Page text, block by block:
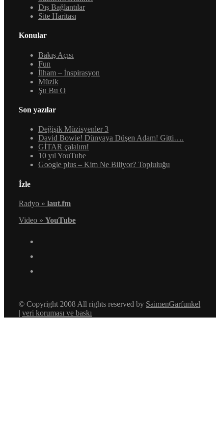
Dış Bağlantılar
Site Haritası
Konular
Bakış Açısı
Fun
İlham – İnspirasyon
Müzik
Şu Bu O
Son yazılar
Değişik Müzisyenler 3
David Bowie! Dünyaya Düşen Adam! Gitti….
GİTAR çalalım!
10 yıl YouTube
Google plus – Kim Ne Biliyor? Topluluğu
İzle
Radyo » laut.fm
Video » YouTube
© Copyright 2008 All rights reserved by SaimenGarfunkel
| veri koruması ve baskı